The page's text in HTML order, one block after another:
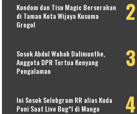
Kondom dan Tisu Magic Berserakan
di Taman Kota Wijaya Kusuma
Grogol
Sosok Abdul Wahab Dalimunthe,
Anggota DPR Tertua Kenyang
Pengalaman
Ini Sosok Selebgram RR alias Kuda
Poni Saat Live Bug*l di Mango